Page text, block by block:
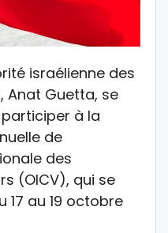
israélienne des
Anat Guetta, se
à la
de
des
(OICV), qui se
17 au 19 octobre